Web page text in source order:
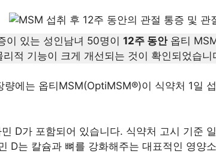
이 있는 성인남녀 50명이 12주 동안옵티
적 기능이 크게 개선되는 것이 확인되었습니
량에는 옵티MSM(OptiMSM®)이 식약처 1일
D가 포함되어 있습니다. 식약처 고시 기준
D는 칼슘과 뼈를 강화해주는 대표적인 영양